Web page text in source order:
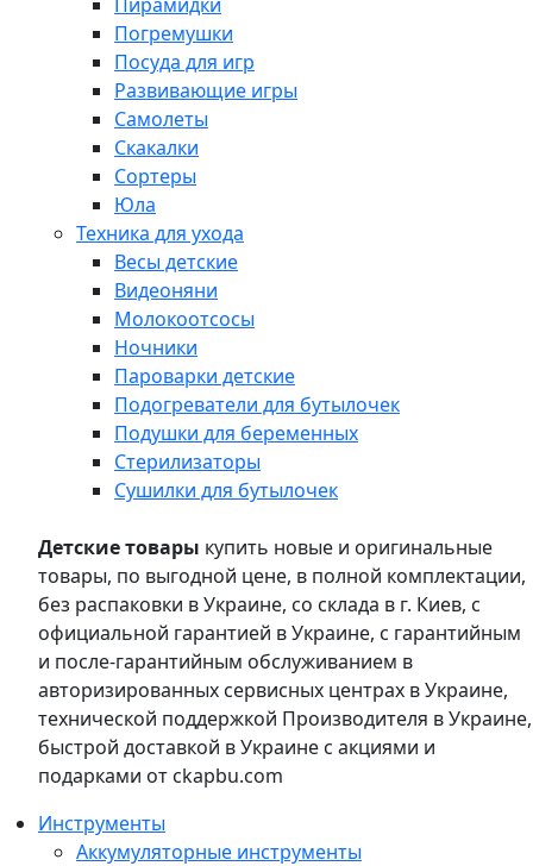
Погремушки
Посуда для игр
Развивающие игры
Самолеты
Скакалки
Сортеры
Юла
Техника для ухода
Весы детские
Видеоняни
Молокоотсосы
Ночники
Пароварки детские
Подогреватели для бутылочек
Подушки для беременных
Стерилизаторы
Сушилки для бутылочек
Детские товары купить новые и оригинальные
товары, по выгодной цене, в полной комплектации,
без распаковки в Украине, со склада в г. Киев, с
официальной гарантией в Украине, с гарантийным
и после-гарантийным обслуживанием в
авторизированных сервисных центрах в Украине,
технической поддержкой Производителя в Украине,
быстрой доставкой в Украине с акциями и
подарками от ckapbu.com
Инструменты
Аккумуляторные инструменты